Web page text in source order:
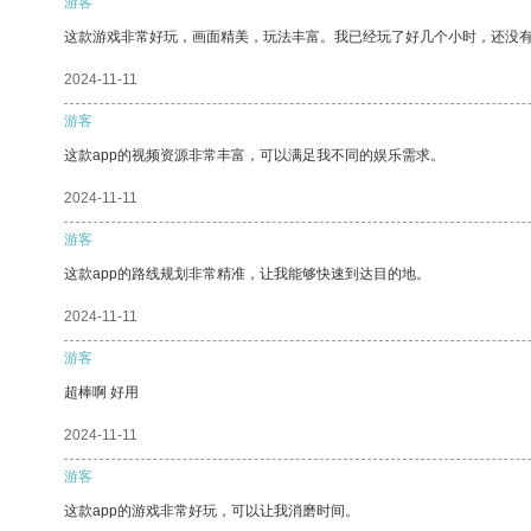
这款游戏非常好玩，画面精美，玩法丰富。我已经玩了好几个小时，还没
2024-11-11
游客
这款app的视频资源非常丰富，可以满足我不同的娱乐需求。
2024-11-11
游客
这款app的路线规划非常精准，让我能够快速到达目的地。
2024-11-11
游客
超棒啊 好用
2024-11-11
游客
这款app的游戏非常好玩，可以让我消磨时间。